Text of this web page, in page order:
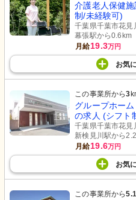
介護老人保健
制/未経験可)
千葉県千葉市花見
幕張駅から0.6km
月給19.3万円
お気
この事業所から3
グループホー
の求人 (シフト
千葉県千葉市花見
新検見川駅から
月給19.6万円
お気
この事業所から5.1